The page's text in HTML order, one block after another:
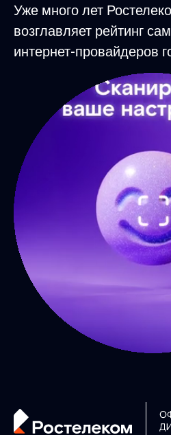
Уже много лет
возглавляет рейтинг
интернет-провайдеров